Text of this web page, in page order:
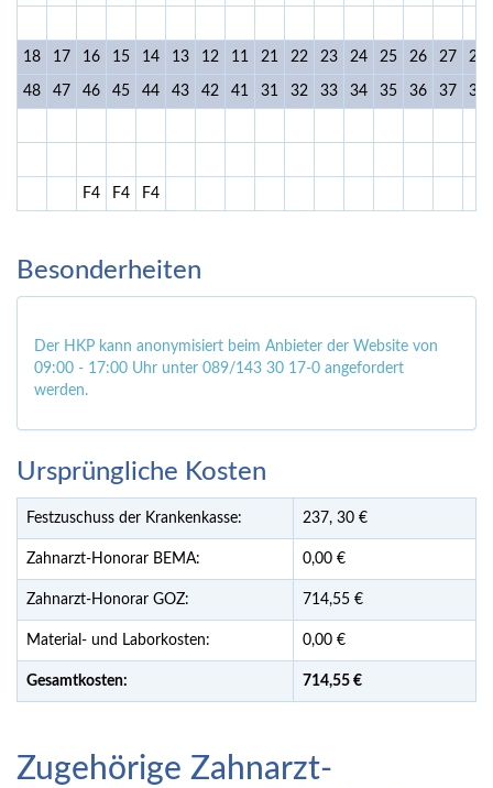
18 17 16 15 14 13 12 11 21 22 23 24 25 26 27 28
48 47 46 45 44 43 42 41 31 32 33 34 35 36 37 38
F4 F4 F4
Besonderheiten
Der HKP kann anonymisiert beim Anbieter der Website von
09:00 - 17:00 Uhr unter 089/143 30 17-0 angefordert
werden.
Ursprüngliche Kosten
Festzuschuss der Krankenkasse: 237, 30 €
Zahnarzt-Honorar BEMA: 0,00 €
Zahnarzt-Honorar GOZ: 714,55 €
Material- und Laborkosten: 0,00 €
Gesamtkosten: 714,55 €
Zugehörige Zahnarzt-